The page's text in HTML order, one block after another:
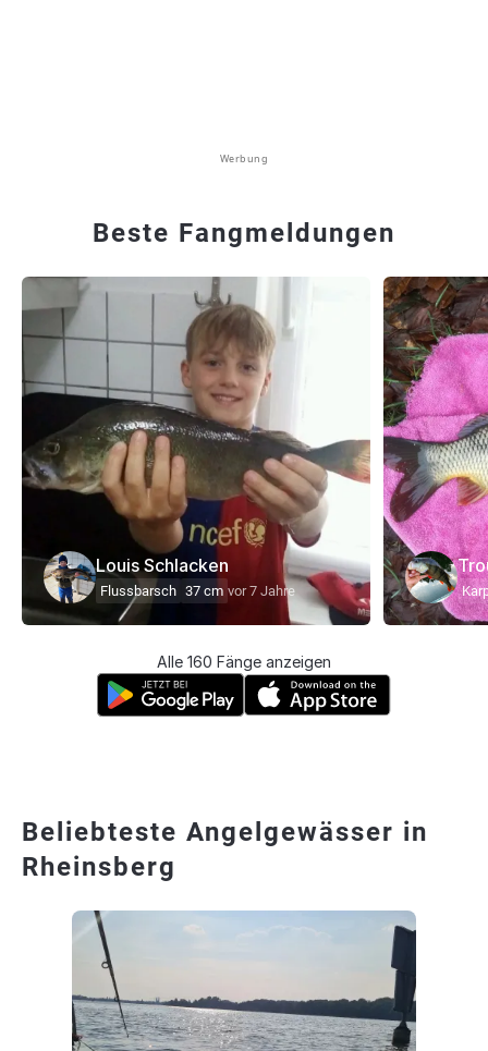
Werbung
Beste Fangmeldungen
Louis Schlacken
Flussbarsch 37 cm vor 7 Jahre
Alle 160 Fänge anzeigen
Beliebteste Angelgewässer in
Rheinsberg